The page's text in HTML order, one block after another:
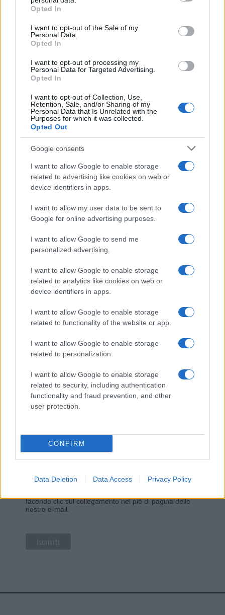
grant or deny consent to Google and its third-party tags to
use your data for below specified purposes in below Google
consent section.
Opted In
I want to opt-out of the Sale of my
Personal Data.
Opted In
I want to opt-out of processing my
Personal Data for Targeted Advertising.
Opted In
I want to opt-out of Collection, Use,
Retention, Sale, and/or Sharing of my
Personal Data that Is Unrelated with the
Purposes for which it was collected.
Opted Out
Google consents
I want to allow Google to enable storage
related to advertising like cookies on web or
device identifiers in apps.
I want to allow my user data to be sent to
Google for online advertising purposes.
I want to allow Google to send me
personalized advertising.
I want to allow Google to enable storage
related to analytics like cookies on web or
device identifiers in apps.
I want to allow Google to enable storage
related to functionality of the website or app.
I want to allow Google to enable storage
related to personalization.
I want to allow Google to enable storage
related to security, including authentication
functionality and fraud prevention, and other
user protection.
CONFIRM
Data Deletion Data Access Privacy Policy
Maria Satta
I nostri cari
I nostri cari
I nostri cari
Invia un Comunicato Stampa|Pubblicità
Vuoi rimanere sempre aggiornato?
email periodiche contenenti le ultime notizie pubblicate
sul sito web!
*
Indirizzo email *
Privacy
Utilizziamo Mailchimp come piattaforma di
marketing. Iscrivendoti alla newsletter accetti che le
l'elaborazione.Leggi qui l'informativa sulla privacy
facendo clic sul collegamento nel piè di pagina delle
nostre e-mail.